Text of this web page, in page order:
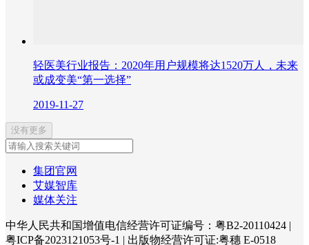
轻医美行业报告：2020年用户规模将达1520万人，未来
或成变美“第一选择”
2019-11-27
没有更多
集团官网
艾媒智库
媒体关注
中华人民共和国增值电信经营许可证编号：粤B2-20110424 |
粤ICP备2023121053号-1 | 出版物经营许可证:粤穗 E-0518